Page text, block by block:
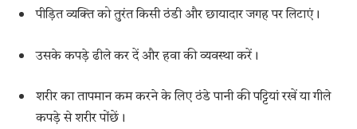
पीड़ित व्यक्ति को तुरंत किसी ठंडी और छायादार जगह पर लिटाएं।
उसके कपड़े ढीले कर दें और हवा की व्यवस्था करें।
शरीर का तापमान कम करने के लिए ठंडे पानी की पट्टियां रखें या गीले
कपड़े से शरीर पोंछें।